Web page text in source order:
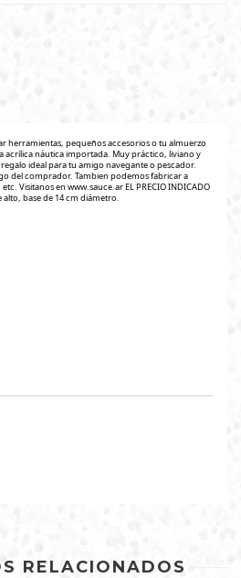
herramientas, pequeños accesorios o tu almuerzo
náutica importada. Muy práctico, liviano y
ideal para tu amigo navegante o pescador.
del comprador. Tambien podemos fabricar a
Visitanos en www.sauce.ar EL PRECIO INDICADO
alto, base de 14 cm diámetro.
RELACIONADOS